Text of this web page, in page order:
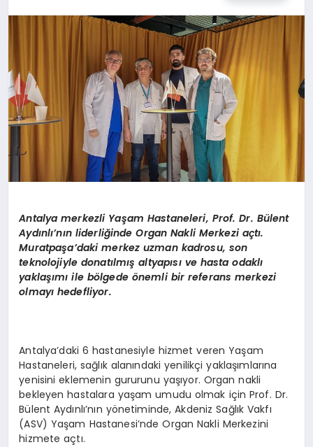
Antalya merkezli Yaşam Hastaneleri, Prof. Dr. Bülent
Aydınlı’nın liderliğinde Organ Nakli Merkezi açtı.
Muratpaşa’daki merkez uzman kadrosu, son
teknolojiyle donatılmış altyapısı ve hasta odaklı
yaklaşımı ile bölgede önemli bir referans merkezi
olmayı hedefliyor.
Antalya’daki 6 hastanesiyle hizmet veren Yaşam
Hastaneleri, sağlık alanındaki yenilikçi yaklaşımlarına
yenisini eklemenin gururunu yaşıyor. Organ nakli
bekleyen hastalara yaşam umudu olmak için Prof. Dr.
Bülent Aydınlı’nın yönetiminde, Akdeniz Sağlık Vakfı
(ASV) Yaşam Hastanesi’nde Organ Nakli Merkezini
hizmete açtı.